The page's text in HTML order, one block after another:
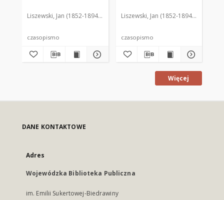
Liszewski, Jan (1852-1894). Red.
czasopismo
Liszewski, Jan (1852-1894). Red.
czasopismo
Więcej
DANE KONTAKTOWE
Adres
Wojewódzka Biblioteka Publiczna
im. Emilii Sukertowej-Biedrawiny